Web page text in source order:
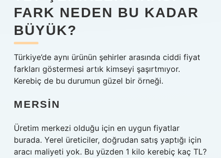
FARK NEDEN BU KADAR
BÜYÜK?
Türkiye’de aynı ürünün şehirler arasında ciddi fiyat
farkları göstermesi artık kimseyi şaşırtmıyor.
Kerebiç de bu durumun güzel bir örneği.
MERSIN
Üretim merkezi olduğu için en uygun fiyatlar
burada. Yerel üreticiler, doğrudan satış yaptığı için
aracı maliyeti yok. Bu yüzden 1 kilo kerebiç kaç TL?